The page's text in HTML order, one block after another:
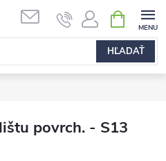
HĽADAŤ
KOŠÍK
povrch. - S13